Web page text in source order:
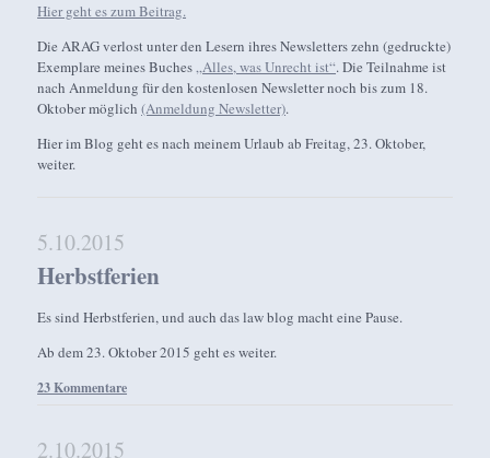
Hier geht es zum Beitrag.
Die ARAG verlost unter den Lesern ihres Newsletters zehn (gedruckte)
Exemplare meines Buches„Alles, was Unrecht ist“. Die Teilnahme ist
nach Anmeldung für den kostenlosen Newsletter noch bis zum 18.
Oktober möglich(Anmeldung Newsletter).
Hier im Blog geht es nach meinem Urlaub ab Freitag, 23. Oktober,
weiter.
5.10.2015
Herbstferien
Es sind Herbstferien, und auch das law blog macht eine Pause.
Ab dem 23. Oktober 2015 geht es weiter.
23 Kommentare
2.10.2015